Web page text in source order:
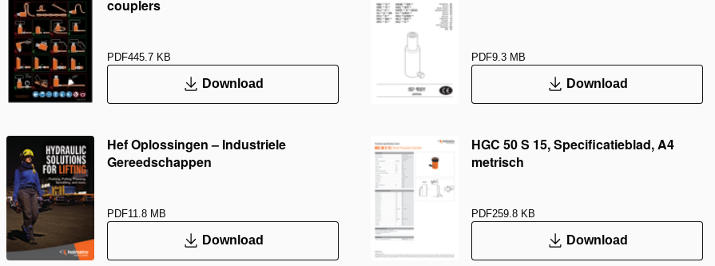
couplers
PDF445.7 KB
Download
PDF9.3 MB
Download
Hef Oplossingen – Industriele
Gereedschappen
PDF11.8 MB
Download
HGC 50 S 15, Specificatieblad, A4
metrisch
PDF259.8 KB
Download